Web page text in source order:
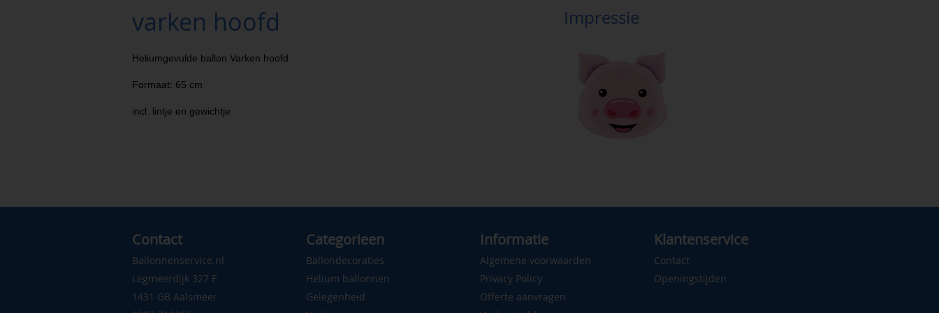
varken hoofd
Heliumgevulde ballon Varken hoofd
Formaat: 65 cm
incl. lintje en gewichtje
Impressie
Contact
Ballonnenservice.nl
Legmeerdijk 327 F
1431 GB Aalsmeer
Categorieen
Ballondecoraties
Helium ballonnen
Gelegenheid
Informatie
Algemene voorwaarden
Privacy Policy
Offerte aanvragen
Klantenservice
Contact
Openingstijden